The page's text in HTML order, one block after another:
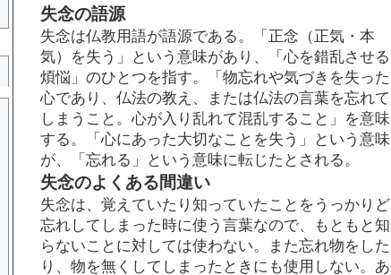
失念の語源
失念は仏教用語が語源である。「正念（正気・本
気）を失う」という意味があり、「心を錯乱させる
煩悩」のひとつを指す。「物忘れや気づきを失った
心であり、仏法の教え、または仏法の言葉を忘れて
しまうこと。心が入り乱れて混乱すること」を意味
する。「心にあった大切なことを失う」という意味
が、「忘れる」という意味に転じたとされる。
失念のよくある間違い
失念は、覚えていたり知っていたことをうっかりど
忘れしてしまった時に使う言葉なので、もともと知
らないことに対しては使わない。また忘れ物をした
り、物を無くしてしまったときにも使用しない。あ